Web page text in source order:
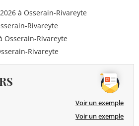
à Osserain-Rivareyte
Rivareyte
Osserain-Rivareyte
Rivareyte
Voir un exemple
Voir un exemple